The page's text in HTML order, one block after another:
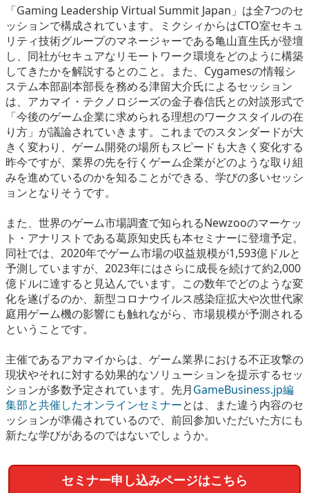
「Gaming Leadership Virtual Summit Japan」は全7つのセ
ッションで構成されています。ミクシィからはCTO室セキュ
リティ技術グループのマネージャーである亀山直生氏が登壇
し、同社がセキュアなリモートワーク環境をどのように構築
してきたかを解説するとのこと。また、Cygamesの情報シ
ステム本部副本部長を務める津留大介氏によるセッション
は、アカマイ・テクノロジーズの金子春信氏との対談形式で
「今後のゲーム企業に求められる理想のワークスタイルの在
り方」が議論されていきます。これまでのスタンダードが大
きく変わり、ゲーム開発の場所もスピードも大きく変化する
昨今ですが、業界の先を行くゲーム企業がどのような取り組
みを進めているのかを知ることができる、学びの多いセッシ
ョンとなりそうです。
また、世界のゲーム市場調査で知られるNewzooのマーケッ
ト・アナリストである葛原知史氏も本セミナーに登壇予定。
同社では、2020年でゲーム市場の収益規模が1,593億ドルと
予測していますが、2023年にはさらに成長を続けて約2,000
億ドルに達すると見込んでいます。この数年でどのような変
化を遂げるのか、新型コロナウイルス感染症拡大や次世代家
庭用ゲーム機の影響にも触れながら、市場規模が予測される
ということです。
主催であるアカマイからは、ゲーム業界における不正攻撃の
現状やそれに対する効果的なソリューションを提示するセッ
ションが多数予定されています。先月GameBusiness.jp編
集部と共催したオンラインセミナーとは、また違う内容のセ
ッションが準備されているので、前回参加いただいた方にも
新たな学びがあるのではないでしょうか。
セミナー申し込みページはこちら